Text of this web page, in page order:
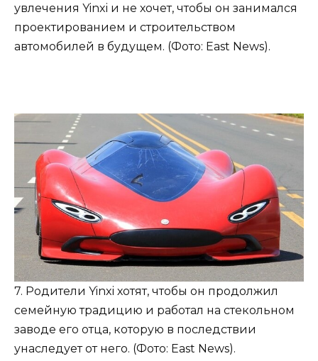
увлечения Yinxi и не хочет, чтобы он занимался
проектированием и строительством
автомобилей в будущем. (Фото: East News).
7. Родители Yinxi хотят, чтобы он продолжил
семейную традицию и работал на стекольном
заводе его отца, которую в последствии
унаследует от него. (Фото: East News).